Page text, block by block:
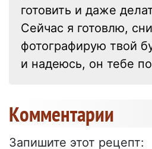
готовить и даже
Сейчас я готовлю,
фотографирую твой
и надеюсь, он тебе
Kомментарии
Запишите этот рецепт: